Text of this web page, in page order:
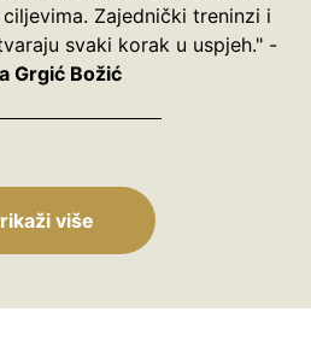
Zajednički treninzi i
svaki korak u uspjeh." -
Grgić Božić
više